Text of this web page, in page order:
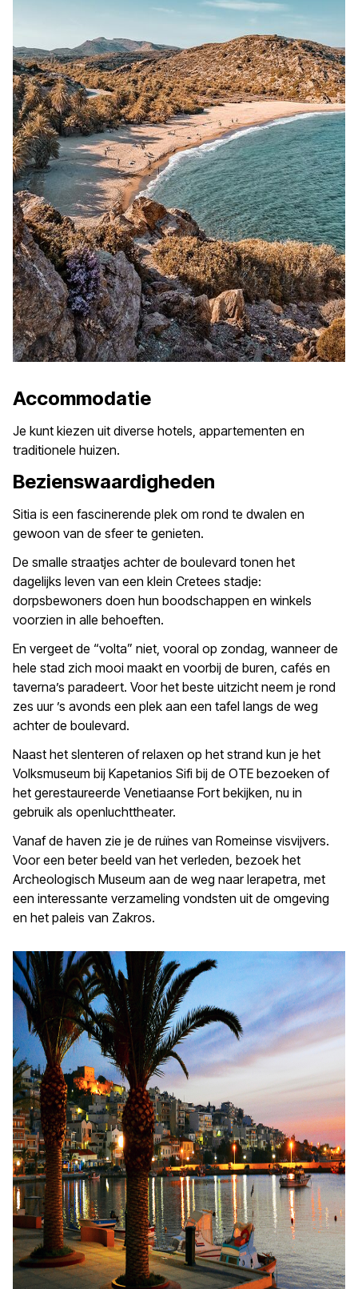
Accommodatie
Je kunt kiezen uit diverse hotels, appartementen en
traditionele huizen.
Bezienswaardigheden
Sitia is een fascinerende plek om rond te dwalen en
gewoon van de sfeer te genieten.
De smalle straatjes achter de boulevard tonen het
dagelijks leven van een klein Cretees stadje:
dorpsbewoners doen hun boodschappen en winkels
voorzien in alle behoeften.
En vergeet de “volta” niet, vooral op zondag, wanneer de
hele stad zich mooi maakt en voorbij de buren, cafés en
taverna’s paradeert. Voor het beste uitzicht neem je rond
zes uur ’s avonds een plek aan een tafel langs de weg
achter de boulevard.
Naast het slenteren of relaxen op het strand kun je het
Volksmuseum bij Kapetanios Sifi bij de OTE bezoeken of
het gerestaureerde Venetiaanse Fort bekijken, nu in
gebruik als openluchttheater.
Vanaf de haven zie je de ruïnes van Romeinse visvijvers.
Voor een beter beeld van het verleden, bezoek het
Archeologisch Museum aan de weg naar Ierapetra, met
een interessante verzameling vondsten uit de omgeving
en het paleis van Zakros.